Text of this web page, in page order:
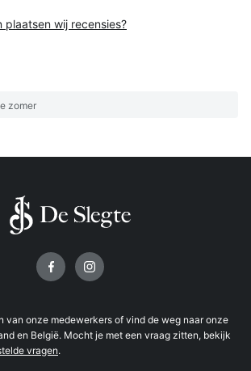
plaatsen wij recensies?
zomer
van onze medewerkers of vind de weg naar onze
en België. Mocht je met een vraag zitten, bekijk
vragen.